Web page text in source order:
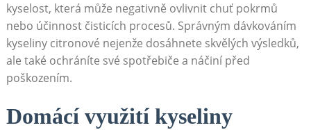
kyselost,⁣ která může negativně ovlivnit chuť pokrmů
nebo ‌účinnost čisticích⁢ procesů. Správným dávkováním
kyseliny citronové nejenže dosáhnete ‍skvělých výsledků,
ale také ochráníte své spotřebiče a ⁣náčiní před
poškozením.
Domácí​ využití kyseliny